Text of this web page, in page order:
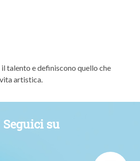
talento e definiscono quello che
artistica.
Seguici su